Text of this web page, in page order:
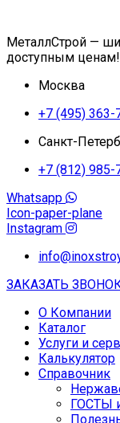
МеталлСтрой —
доступным ценам!
Москва
+7 (495) 363-
Санкт-
+7 (812) 985-
Whatsapp
Icon-paper-plane
Instagram
ЗАКАЗАТЬ
О Компании
Каталог
Услуги и
Калькулятор
Справочник
ГОСТЫ